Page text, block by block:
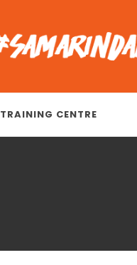
TRAINING CENTRE